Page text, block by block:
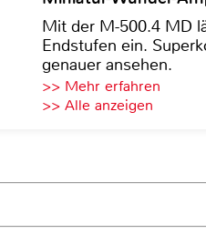
Mit der M-500.4 MD
Endstufen ein.
genauer ansehen.
>> Mehr erfahren
>> Alle anzeigen